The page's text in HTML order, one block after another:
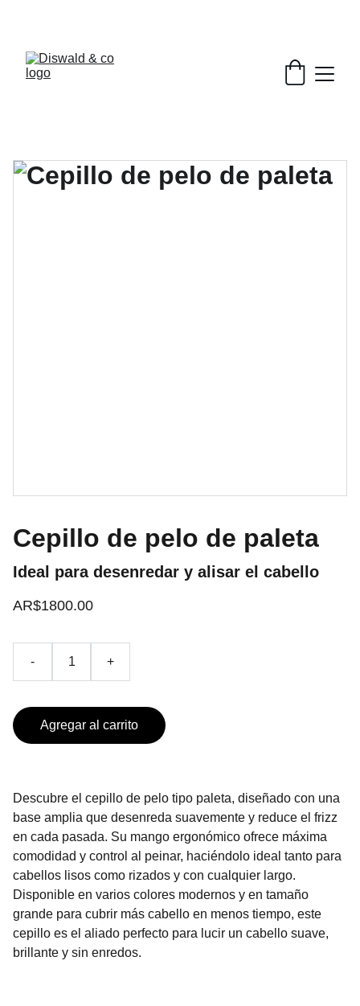
Cepillo de pelo de paleta
Ideal para desenredar y alisar el cabello
AR$1800.00
- +
Agregar al carrito
Descubre el cepillo de pelo tipo paleta, diseñado con una
base amplia que desenreda suavemente y reduce el frizz
en cada pasada. Su mango ergonómico ofrece máxima
comodidad y control al peinar, haciéndolo ideal tanto para
cabellos lisos como rizados y con cualquier largo.
Disponible en varios colores modernos y en tamaño
grande para cubrir más cabello en menos tiempo, este
cepillo es el aliado perfecto para lucir un cabello suave,
brillante y sin enredos.